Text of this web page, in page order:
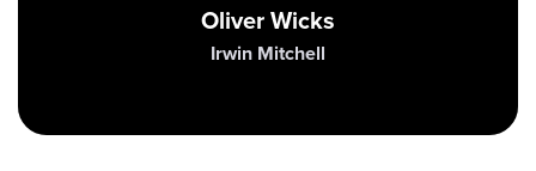
Oliver Wicks
Irwin Mitchell